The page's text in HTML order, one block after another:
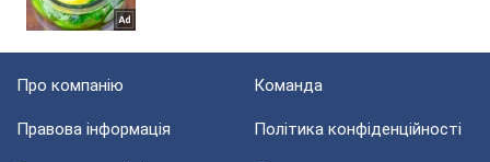
Про компанію Команда
Правова інформація Політика конфіденційності